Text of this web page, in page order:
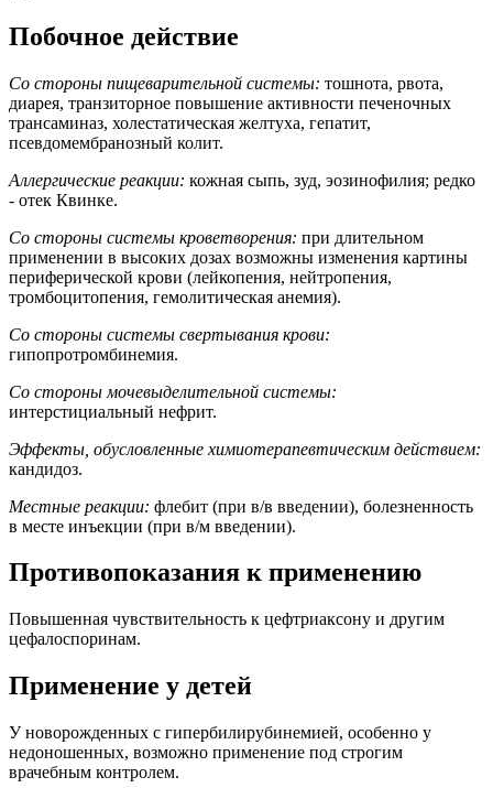
Побочное действие
Со стороны пищеварительной системы: тошнота, рвота,
диарея, транзиторное повышение активности печеночных
трансаминаз, холестатическая желтуха, гепатит,
псевдомембранозный колит.
Аллергические реакции: кожная сыпь, зуд, эозинофилия; редко
- отек Квинке.
Со стороны системы кроветворения: при длительном
применении в высоких дозах возможны изменения картины
периферической крови (лейкопения, нейтропения,
тромбоцитопения, гемолитическая анемия).
Со стороны системы свертывания крови:
гипопротромбинемия.
Cо стороны мочевыделительной системы:
интерстициальный нефрит.
Эффекты, обусловленные химиотерапевтическим действием:
кандидоз.
Местные реакции: флебит (при в/в введении), болезненность
в месте инъекции (при в/м введении).
Противопоказания к применению
Повышенная чувствительность к цефтриаксону и другим
цефалоспоринам.
Применение у детей
У новорожденных с гипербилирубинемией, особенно у
недоношенных, возможно применение под строгим
врачебным контролем.